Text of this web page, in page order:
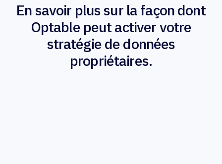
En savoir plus sur la façon dont
Optable peut activer votre
stratégie de données
propriétaires.